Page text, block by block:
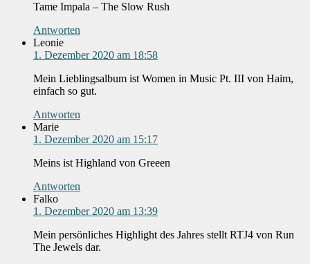
Tame Impala – The Slow Rush
Antworten
Leonie
1. Dezember 2020 am 18:58
Mein Lieblingsalbum ist Women in Music Pt. III von Haim,
einfach so gut.
Antworten
Marie
1. Dezember 2020 am 15:17
Meins ist Highland von Greeen
Antworten
Falko
1. Dezember 2020 am 13:39
Mein persönliches Highlight des Jahres stellt RTJ4 von Run
The Jewels dar.